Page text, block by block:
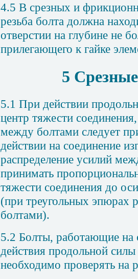
4.5 В срезных и
резьба болта должна
отверстии на глубине не
прилегающего к гайке
5
5.1 При действии
центр тяжести
между болтами следует
действии на соединение
распределение усилий
принимать
тяжести соединения до
(при треугольных эпюрах
болтами).
5.2 Болты, работающие на
действия продольной
необходимо проверять на